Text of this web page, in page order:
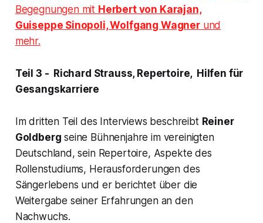
Begegnungen mit Herbert von Karajan,
Guiseppe Sinopoli, Wolfgang Wagnerund
mehr.
Teil 3 - Richard Strauss, Repertoire, Hilfen für
Gesangskarriere
Im dritten Teil des Interviews beschreibt Reiner
Goldberg seine Bühnenjahre im vereinigten
Deutschland, sein Repertoire, Aspekte des
Rollenstudiums, Herausforderungen des
Sängerlebens und er berichtet über die
Weitergabe seiner Erfahrungen an den
Nachwuchs.